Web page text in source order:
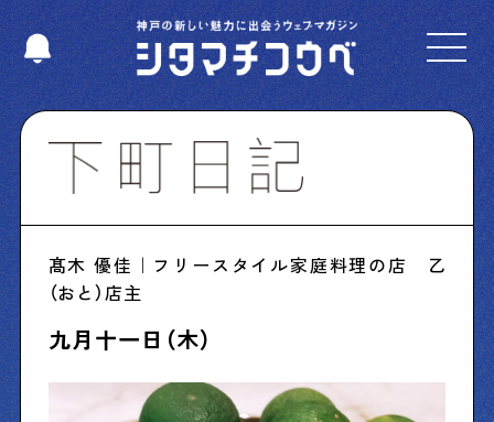
Select Language ▼
下町の人たちのインタビュー記事です
今夜、下町で
下町の飲み歩き日記です
髙木 優佳｜フリースタイル家庭料理の店 乙
（おと）店主
九月十一日（木）